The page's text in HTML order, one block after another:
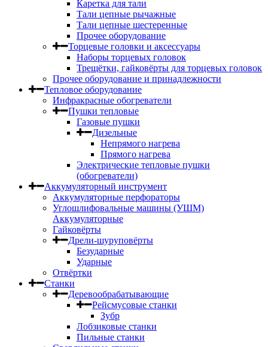
Каретка для тали
Тали цепные рычажные
Тали цепные шестеренные
Прочее оборудование
Торцевые головки и аксессуары
Наборы торцевых головок
Трещётки, гайковёрты для торцевых головок
Прочее оборудование и принадлежности
Тепловое оборудование
Инфракрасные обогреватели
Пушки тепловые
Газовые пушки
Дизельные
Непрямого нагрева
Прямого нагрева
Электрические тепловые пушки
(обогреватели)
Аккумуляторный инструмент
Аккумуляторные перфораторы
Углошлифовальные машины (УШМ)
Аккумуляторные
Гайковёрты
Дрели-шуруповёрты
Безударные
Ударные
Отвёртки
Станки
Деревообрабатывающие
Рейсмусовые станки
Зубр
Лобзиковые станки
Пильные станки